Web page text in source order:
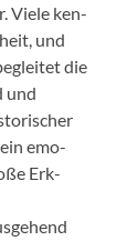
Viele ken­
und
die
und
ein emo­
Erk­